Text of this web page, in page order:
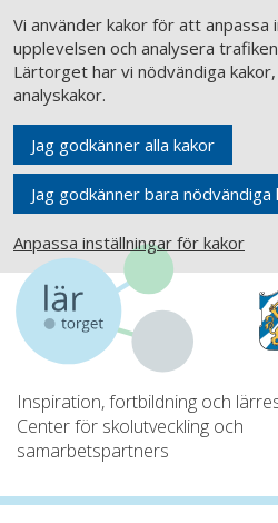
Vi använder kakor för att
upplevelsen och analysera
Lärtorget har vi nödvändiga
analyskakor.
Jag godkänner alla kakor
Jag godkänner bara nödvändiga
Anpassa inställningar för kakor
Inspiration, fortbildning och
Center för skolutveckling och
samarbetspartners